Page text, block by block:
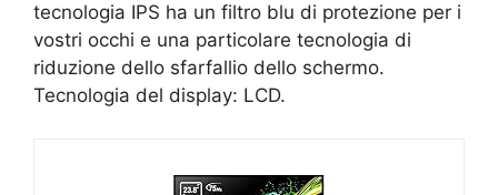
tecnologia IPS ha un filtro blu di protezione per i
vostri occhi e una particolare tecnologia di
riduzione dello sfarfallio dello schermo.
Tecnologia del display: LCD.